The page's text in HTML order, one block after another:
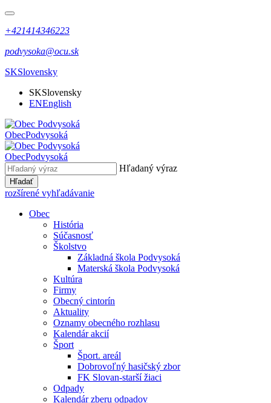
+421414346223
podvysoka@ocu.sk
SKSlovensky
SKSlovensky
ENEnglish
ObecPodvysoká
ObecPodvysoká
Hľadaný výraz
Hľadať
rozšírené vyhľadávanie
Obec
História
Súčasnosť
Školstvo
Základná škola Podvysoká
Materská škola Podvysoká
Kultúra
Firmy
Obecný cintorín
Aktuality
Oznamy obecného rozhlasu
Kalendár akcií
Šport
Šport. areál
Dobrovoľný hasičský zbor
FK Slovan-starší žiaci
Odpady
Kalendár zberu odpadov